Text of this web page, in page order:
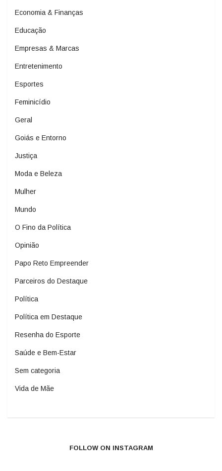
Economia & Finanças
Educação
Empresas & Marcas
Entretenimento
Esportes
Feminicídio
Geral
Goiás e Entorno
Justiça
Moda e Beleza
Mulher
Mundo
O Fino da Política
Opinião
Papo Reto Empreender
Parceiros do Destaque
Política
Política em Destaque
Resenha do Esporte
Saúde e Bem-Estar
Sem categoria
Vida de Mãe
FOLLOW ON INSTAGRAM